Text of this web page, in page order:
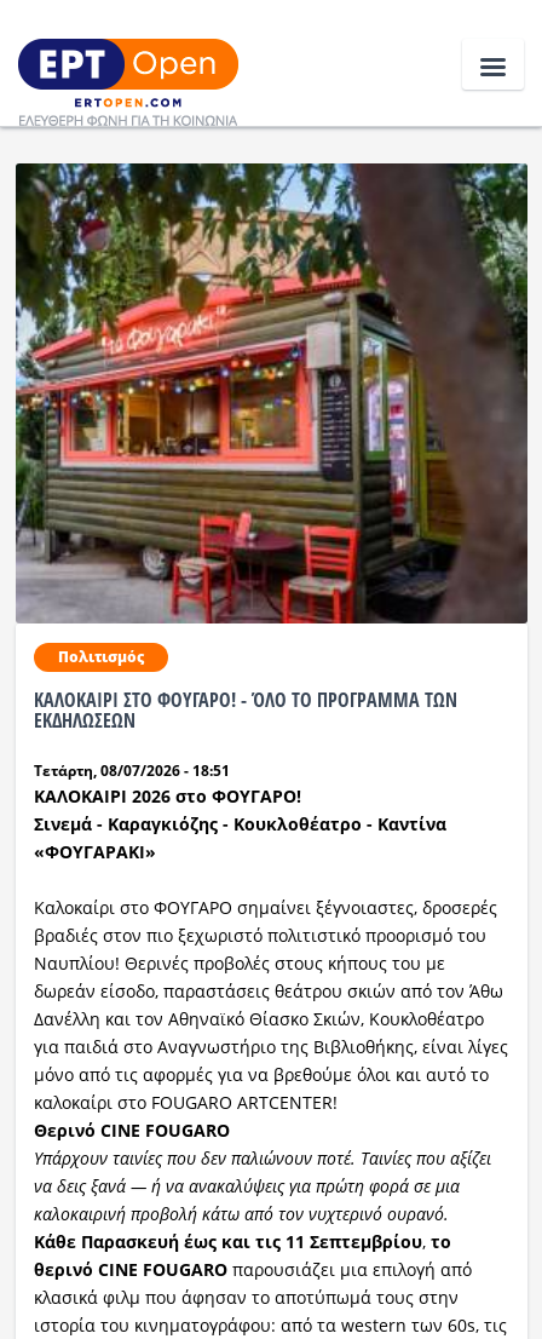
Ειδήσεις
Ελλάδα
Κοινωνία
Πολιτική
Οικονομία
Αθλητικά
Κόσμος
Ραδιόφωνο LIVE
Εκπομπές
Πολιτισμός
Πολιτισμός
ΚΑΛΟΚΑΙΡΙ ΣΤΟ ΦΟΥΓΑΡΟ! - ΌΛΟ ΤΟ ΠΡΟΓΡΑΜΜΑ ΤΩΝ
ΕΚΔΗΛΩΣΕΩΝ
Τετάρτη, 08/07/2026 - 18:51
ΚΑΛΟΚΑΙΡΙ 2026 στο ΦΟΥΓΑΡΟ!
Σινεμά- Καραγκιόζης- Κουκλοθέατρο - Καντίνα
«ΦΟΥΓΑΡΑΚΙ»
Καλοκαίρι στο ΦΟΥΓΑΡΟ σημαίνει ξέγνοιαστες, δροσερές
βραδιές στον πιο ξεχωριστό πολιτιστικό προορισμό του
Ναυπλίου! Θερινές προβολές στους κήπους του με
δωρεάν είσοδο, παραστάσεις θεάτρου σκιών από τον Άθω
Δανέλλη και τον Αθηναϊκό Θίασκο Σκιών, Κουκλοθέατρο
για παιδιά στο Αναγνωστήριο της Βιβλιοθήκης, είναι λίγες
μόνο από τις αφορμές για να βρεθούμε όλοι και αυτό το
καλοκαίρι στο FOUGARO ARTCENTER!
Θερινό CINE FOUGARO
Υπάρχουν ταινίες που δεν παλιώνουν ποτέ. Ταινίες που αξίζει
να δεις ξανά — ή να ανακαλύψεις για πρώτη φορά σε μια
καλοκαιρινή προβολή κάτω από τον νυχτερινό ουρανό.
Κάθε Παρασκευή έως και τις 11 Σεπτεμβρίου, το
θερινό CINE FOUGAROπαρουσιάζει μια επιλογή από
κλασικά φιλμ που άφησαν το αποτύπωμά τους στην
ιστορία του κινηματογράφου: από τα western των 60s, τις